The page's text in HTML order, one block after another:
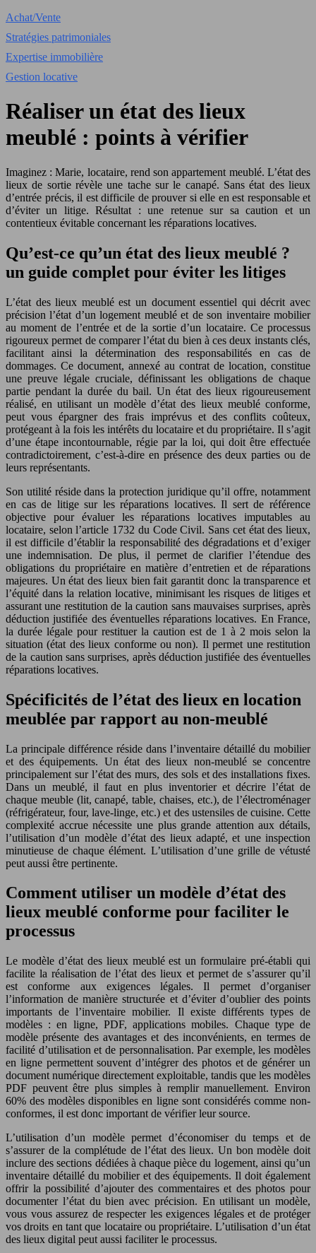
Achat/Vente
Stratégies patrimoniales
Expertise immobilière
Gestion locative
Réaliser un état des lieux
meublé : points à vérifier
Imaginez : Marie, locataire, rend son appartement meublé. L’état des
lieux de sortie révèle une tache sur le canapé. Sans état des lieux
d’entrée précis, il est difficile de prouver si elle en est responsable et
d’éviter un litige. Résultat : une retenue sur sa caution et un
contentieux évitable concernant les réparations locatives.
Qu’est-ce qu’un état des lieux meublé ?
un guide complet pour éviter les litiges
L’état des lieux meublé est un document essentiel qui décrit avec
précision l’état d’un logement meublé et de son inventaire mobilier
au moment de l’entrée et de la sortie d’un locataire. Ce processus
rigoureux permet de comparer l’état du bien à ces deux instants clés,
facilitant ainsi la détermination des responsabilités en cas de
dommages. Ce document, annexé au contrat de location, constitue
une preuve légale cruciale, définissant les obligations de chaque
partie pendant la durée du bail. Un état des lieux rigoureusement
réalisé, en utilisant un modèle d’état des lieux meublé conforme,
peut vous épargner des frais imprévus et des conflits coûteux,
protégeant à la fois les intérêts du locataire et du propriétaire. Il s’agit
d’une étape incontournable, régie par la loi, qui doit être effectuée
contradictoirement, c’est-à-dire en présence des deux parties ou de
leurs représentants.
Son utilité réside dans la protection juridique qu’il offre, notamment
en cas de litige sur les réparations locatives. Il sert de référence
objective pour évaluer les réparations locatives imputables au
locataire, selon l’article 1732 du Code Civil. Sans cet état des lieux,
il est difficile d’établir la responsabilité des dégradations et d’exiger
une indemnisation. De plus, il permet de clarifier l’étendue des
obligations du propriétaire en matière d’entretien et de réparations
majeures. Un état des lieux bien fait garantit donc la transparence et
l’équité dans la relation locative, minimisant les risques de litiges et
assurant une restitution de la caution sans mauvaises surprises, après
déduction justifiée des éventuelles réparations locatives. En France,
la durée légale pour restituer la caution est de 1 à 2 mois selon la
situation (état des lieux conforme ou non). Il permet une restitution
de la caution sans surprises, après déduction justifiée des éventuelles
réparations locatives.
Spécificités de l’état des lieux en location
meublée par rapport au non-meublé
La principale différence réside dans l’inventaire détaillé du mobilier
et des équipements. Un état des lieux non-meublé se concentre
principalement sur l’état des murs, des sols et des installations fixes.
Dans un meublé, il faut en plus inventorier et décrire l’état de
chaque meuble (lit, canapé, table, chaises, etc.), de l’électroménager
(réfrigérateur, four, lave-linge, etc.) et des ustensiles de cuisine. Cette
complexité accrue nécessite une plus grande attention aux détails,
l’utilisation d’un modèle d’état des lieux adapté, et une inspection
minutieuse de chaque élément. L’utilisation d’une grille de vétusté
peut aussi être pertinente.
Comment utiliser un modèle d’état des
lieux meublé conforme pour faciliter le
processus
Le modèle d’état des lieux meublé est un formulaire pré-établi qui
facilite la réalisation de l’état des lieux et permet de s’assurer qu’il
est conforme aux exigences légales. Il permet d’organiser
l’information de manière structurée et d’éviter d’oublier des points
importants de l’inventaire mobilier. Il existe différents types de
modèles : en ligne, PDF, applications mobiles. Chaque type de
modèle présente des avantages et des inconvénients, en termes de
facilité d’utilisation et de personnalisation. Par exemple, les modèles
en ligne permettent souvent d’intégrer des photos et de générer un
document numérique directement exploitable, tandis que les modèles
PDF peuvent être plus simples à remplir manuellement. Environ
60% des modèles disponibles en ligne sont considérés comme non-
conformes, il est donc important de vérifier leur source.
L’utilisation d’un modèle permet d’économiser du temps et de
s’assurer de la complétude de l’état des lieux. Un bon modèle doit
inclure des sections dédiées à chaque pièce du logement, ainsi qu’un
inventaire détaillé du mobilier et des équipements. Il doit également
offrir la possibilité d’ajouter des commentaires et des photos pour
documenter l’état du bien avec précision. En utilisant un modèle,
vous vous assurez de respecter les exigences légales et de protéger
vos droits en tant que locataire ou propriétaire. L’utilisation d’un état
des lieux digital peut aussi faciliter le processus.